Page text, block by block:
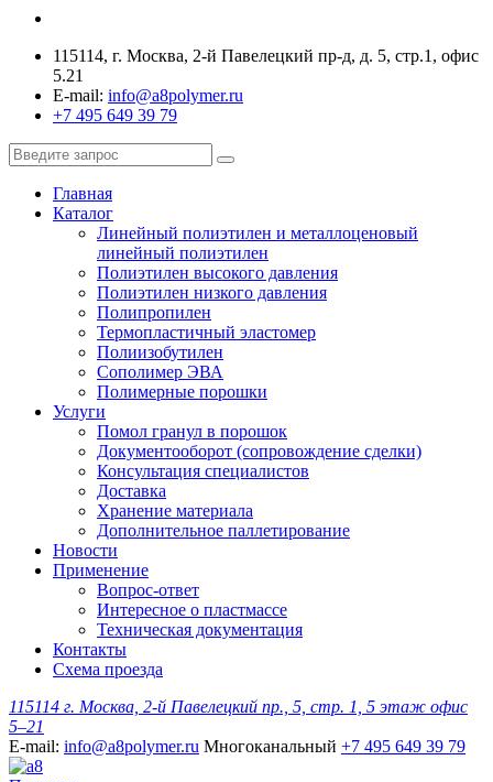
115114, г. Москва, 2-й Павелецкий пр-д, д. 5, стр.1, офис
5.21
E-mail: info@a8polymer.ru
+7 495 649 39 79
Главная
Каталог
Линейный полиэтилен и металлоценовый
линейный полиэтилен
Полиэтилен высокого давления
Полиэтилен низкого давления
Полипропилен
Термопластичный эластомер
Полиизобутилен
Сополимер ЭВА
Полимерные порошки
Услуги
Помол гранул в порошок
Документооборот (сопровождение сделки)
Консультация специалистов
Доставка
Хранение материала
Дополнительное паллетирование
Новости
Применение
Вопрос-ответ
Интересное о пластмассе
Техническая документация
Контакты
Схема проезда
115114 г. Москва, 2-й Павелецкий пр., 5, стр. 1, 5 этаж офис
5–21
E-mail: info@a8polymer.ru Многоканальный +7 495 649 39 79